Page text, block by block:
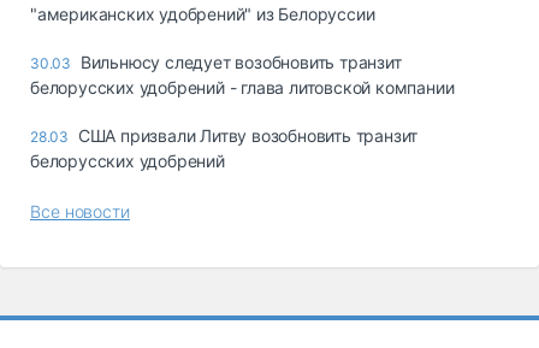
"американских удобрений" из Белоруссии
30.03
Вильнюсу следует возобновить транзит
белорусских удобрений - глава литовской компании
28.03
США призвали Литву возобновить транзит
белорусских удобрений
Все новости